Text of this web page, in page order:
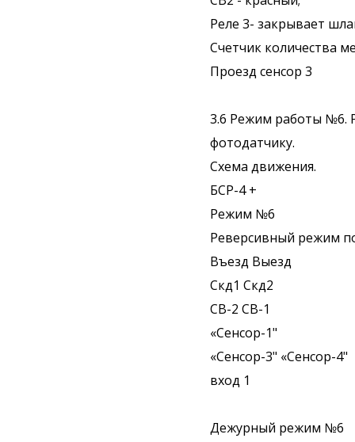
Реле 3- закрывает
Счетчик количества
Проезд сенсор 3
3.6 Режим работы №6.
фотодатчику.
Схема движения.
БСР-4 +
Режим №6
Реверсивный режим
Въезд Выезд
Скд1 Скд2
CB-2 CB-1
«Сенсор-1"
«Сенсор-3" «Сенсор-4"
вход 1
Дежурный режим №6